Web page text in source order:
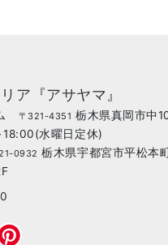
ア『アサヤマ』
〒321-4351 栃木県真岡市
水曜日定休)
0932 栃木県宇都宮市平松本